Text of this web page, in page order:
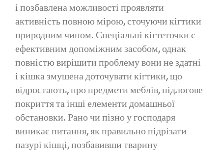
і позбавлена ​​можливості проявляти
активність повною мірою, сточуючи кігтики
природним чином. Спеціальні кігтеточки є
ефективним допоміжним засобом, однак
повністю вирішити проблему вони не здатні
і кішка змушена доточувати кігтики, що
відростають, про предмети меблів, підлогове
покриття та інші елементи домашньої
обстановки. Рано чи пізно у господаря
виникає питання, як правильно підрізати
пазурі кішці, позбавивши тварину